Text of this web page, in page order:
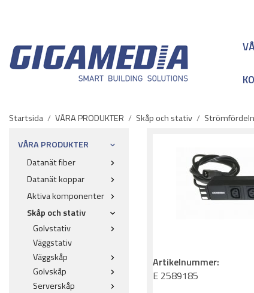
Startsida / VÅRA PRODUKTER / Skåp och stativ /
VÅRA PRODUKTER
Datanät fiber
Datanät koppar
Aktiva komponenter
Skåp och stativ
Golvstativ
Väggstativ
Väggskåp
Golvskåp
Serverskåp
Artikelnummer:
E 2589185